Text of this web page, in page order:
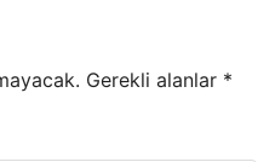
Gerekli alanlar *